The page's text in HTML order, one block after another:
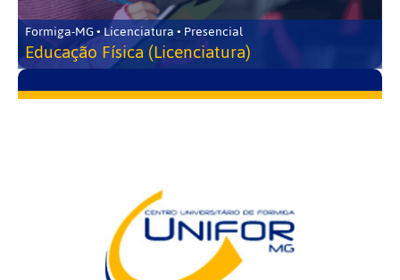
Formiga-MG • Licenciatura • Presencial
Educação Física (Licenciatura)